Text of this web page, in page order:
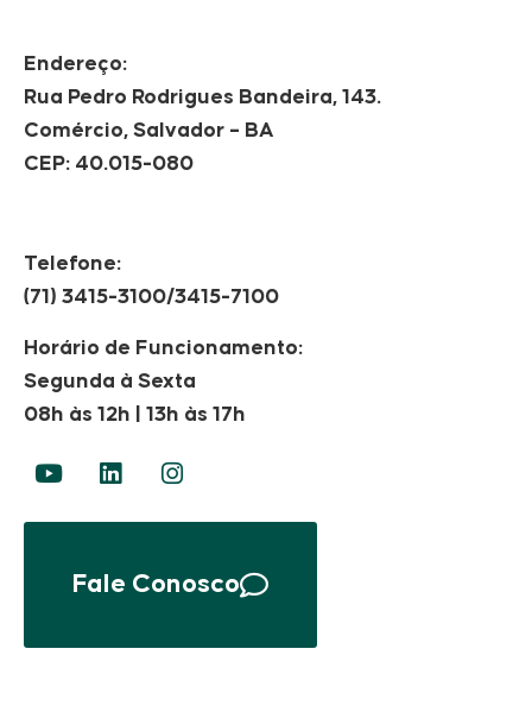
Endereço:
Rua Pedro Rodrigues Bandeira, 143.
Comércio, Salvador – BA
CEP: 40.015-080
Telefone:
(71) 3415-3100/3415-7100
Horário de Funcionamento:
Segunda à Sexta
08h às 12h | 13h às 17h
Fale Conosco